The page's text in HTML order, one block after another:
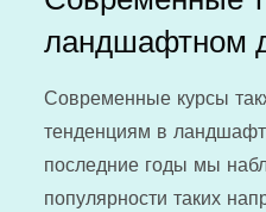
ландшафтном
Современные курсы
тенденциям в
последние годы мы
популярности таких